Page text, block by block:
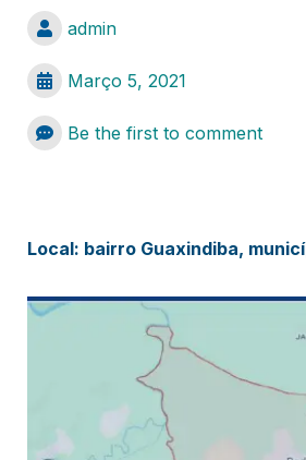
admin
Março 5, 2021
Be the first to comment
Local: bairro Guaxindiba,